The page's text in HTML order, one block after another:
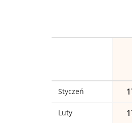
Styczeń
Luty